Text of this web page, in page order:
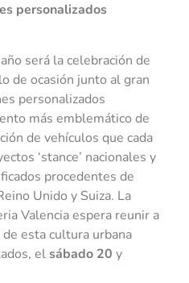
personalizados
será la celebración de
de ocasión junto al gran
personalizados
más emblemático de
de vehículos que cada
‘stance’ nacionales y
procedentes de
Unido y Suiza. La
Valencia espera reunir a
esta cultura urbana
elsábado 20 y